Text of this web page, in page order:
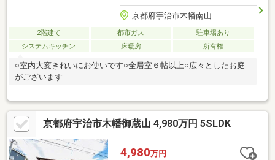
京都府宇治市木幡南山
2階建て 都市ガス
駐車場あり
システムキッチン
床暖房 所有権
○室内大変きれいにお使いです○全居室６帖以上○広々としたお庭
がございます
京都府宇治市木幡御蔵山 4,980万円 5SLDK
4,980万円